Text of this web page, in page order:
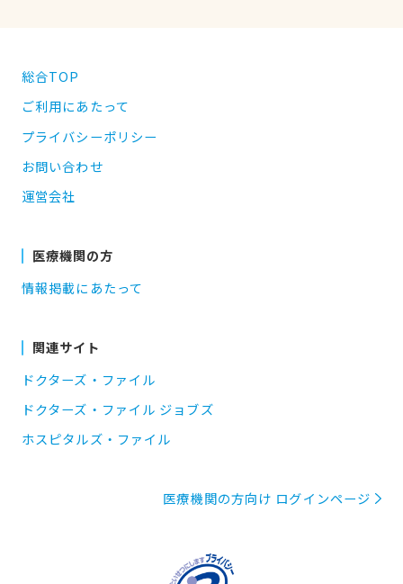
総合TOP
ご利用にあたって
プライバシーポリシー
お問い合わせ
運営会社
医療機関の方
情報掲載にあたって
関連サイト
ドクターズ・ファイル
ドクターズ・ファイル ジョブズ
ホスピタルズ・ファイル
医療機関の方向け ログインページ